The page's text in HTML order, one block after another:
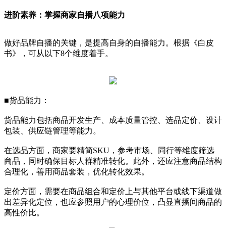
进阶素养：掌握商家自播八项能力
做好品牌自播的关键，是提高自身的自播能力。根据《白皮
书》，可从以下8个维度着手。
■货品能力：
货品能力包括商品开发生产、成本质量管控、选品定价、设计
包装、供应链管理等能力。
在选品方面，商家要精简SKU，参考市场、同行等维度筛选
商品，同时确保目标人群精准转化。此外，还应注意商品结构
合理化，善用商品套装，优化转化效果。
定价方面，需要在商品组合和定价上与其他平台或线下渠道做
出差异化定位，也应参照用户的心理价位，凸显直播间商品的
高性价比。